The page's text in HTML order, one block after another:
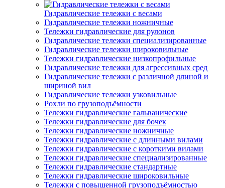
Гидравлические тележки с весами
Гидравлические тележки ножничные
Тележки гидравлические для рулонов
Гидравлические тележки специализированные
Гидравлические тележки широковильные
Тележки гидравлические низкопрофильные
Гидравлические тележки для агрессивных сред
Гидравлические тележки с различной длиной и
шириной вил
Гидравлические тележки узковильные
Рохли по грузоподъёмности
Тележки гидравлические гальванические
Тележки гидравлические для бочек
Тележки гидравлические ножничные
Тележки гидравлические с длинными вилами
Тележки гидравлические с короткими вилами
Тележки гидравлические специализированные
Тележки гидравлические стандартные
Тележки гидравлические широковильные
Тележки с повышенной грузоподъёмностью